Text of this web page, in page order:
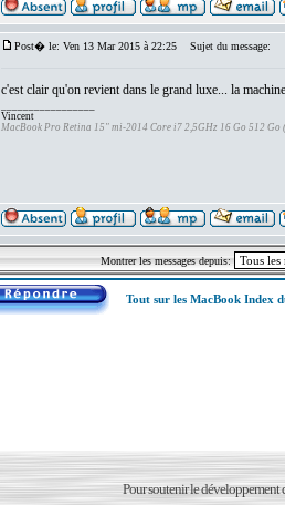
Post� le: Ven 13 Mar 2015 à 22:25 Sujet du message:
c'est clair qu'on revient dans le grand luxe... la
Vincent
MacBook Pro Retina 15" mi-2014 Core i7 2,5GHz 16 Go 512 Go
Montrer les messages depuis:
Tout sur les MacBook Index
Pour soutenir le développement